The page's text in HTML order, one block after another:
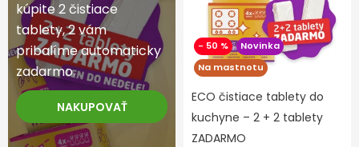
kúpite 2 čistiace
tablety, 2 vám
pribalíme automaticky
zadarmo.
NAKUPOVAŤ
- 50 %
Novinka
Na mastnotu
ECO čistiace tablety do
kuchyne – 2 + 2 tablety
ZADARMO